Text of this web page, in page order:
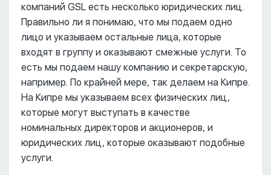
компаний GSL есть несколько юридических лиц.
Правильно ли я понимаю, что мы подаем одно
лицо и указываем остальные лица, которые
входят в группу и оказывают смежные услуги. То
есть мы подаем нашу компанию и секретарскую,
например. По крайней мере, так делаем на Кипре.
На Кипре мы указываем всех физических лиц,
которые могут выступать в качестве
номинальных директоров и акционеров, и
юридических лиц, которые оказывают подобные
услуги.